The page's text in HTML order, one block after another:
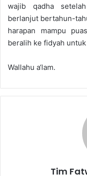
wajib qadha
berlanjut bertahun-
harapan mampu
beralih ke fidyah
Wallahu a‘lam.
Tim